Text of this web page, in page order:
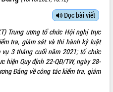
Đọc bài viết
Trung ương tổ chức Hội nghị trực
tra, giám sát và thi hành kỷ luật
3 tháng cuối năm 2021; tổ chức
hiện Quy định 22-QĐ/TW, ngày 28-
Đảng về công tác kiểm tra, giám